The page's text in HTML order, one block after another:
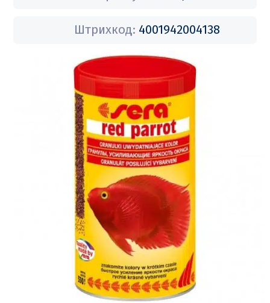
Штрихкод: 4001942004138